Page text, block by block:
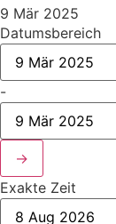
9 Mär 2025
Datumsbereich
-
→
Exakte Zeit